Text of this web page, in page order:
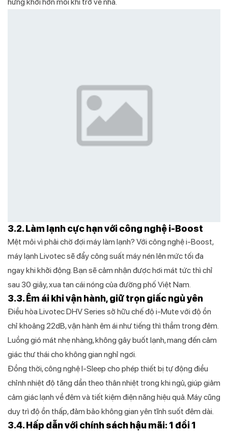
3.2. Làm lạnh cực hạn với công nghệ i-Boost
Mệt mỏi vì phải chờ đợi máy làm lạnh? Với công nghệ i-Boost,
máy lạnh Livotec sẽ đẩy công suất máy nén lên mức tối đa
ngay khi khởi động. Bạn sẽ cảm nhận được hơi mát tức thì chỉ
sau 30 giây, xua tan cái nóng của đường phố Việt Nam.
3.3. Êm ái khi vận hành, giữ trọn giấc ngủ yên
Điều hòa Livotec DHV Series sở hữu chế độ i-Mute với độ ồn
chỉ khoảng 22dB, vận hành êm ái như tiếng thì thầm trong đêm.
Luồng gió mát nhẹ nhàng, không gây buốt lạnh, mang đến cảm
giác thư thái cho không gian nghỉ ngơi.
Đồng thời, công nghệ I-Sleep cho phép thiết bị tự động điều
chỉnh nhiệt độ tăng dần theo thân nhiệt trong khi ngủ, giúp giảm
cảm giác lạnh về đêm và tiết kiệm điện năng hiệu quả. Máy cũng
duy trì độ ồn thấp, đảm bảo không gian yên tĩnh suốt đêm dài.
3.4. Hấp dẫn với chính sách hậu mãi: 1 đổi 1